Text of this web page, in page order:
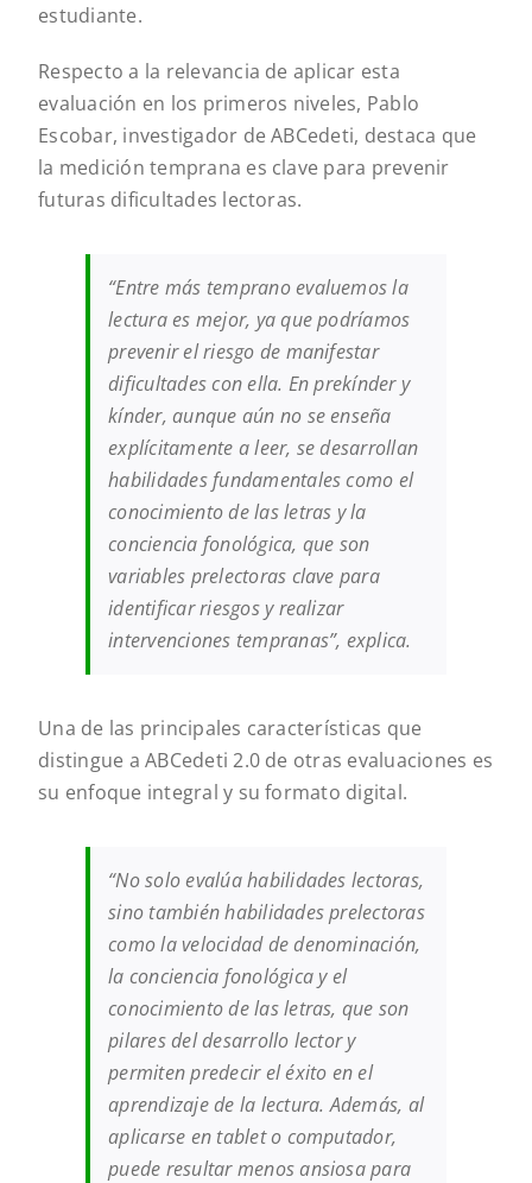
estudiante.
Respecto a la relevancia de aplicar esta
evaluación en los primeros niveles, Pablo
Escobar, investigador de ABCedeti, destaca que
la medición temprana es clave para prevenir
futuras dificultades lectoras.
“Entre más temprano evaluemos la
lectura es mejor, ya que podríamos
prevenir el riesgo de manifestar
dificultades con ella. En prekínder y
kínder, aunque aún no se enseña
explícitamente a leer, se desarrollan
habilidades fundamentales como el
conocimiento de las letras y la
conciencia fonológica, que son
variables prelectoras clave para
identificar riesgos y realizar
intervenciones tempranas”, explica.
Una de las principales características que
distingue a ABCedeti 2.0 de otras evaluaciones es
su enfoque integral y su formato digital.
“No solo evalúa habilidades lectoras,
sino también habilidades prelectoras
como la velocidad de denominación,
la conciencia fonológica y el
conocimiento de las letras, que son
pilares del desarrollo lector y
permiten predecir el éxito en el
aprendizaje de la lectura. Además, al
aplicarse en tablet o computador,
puede resultar menos ansiosa para